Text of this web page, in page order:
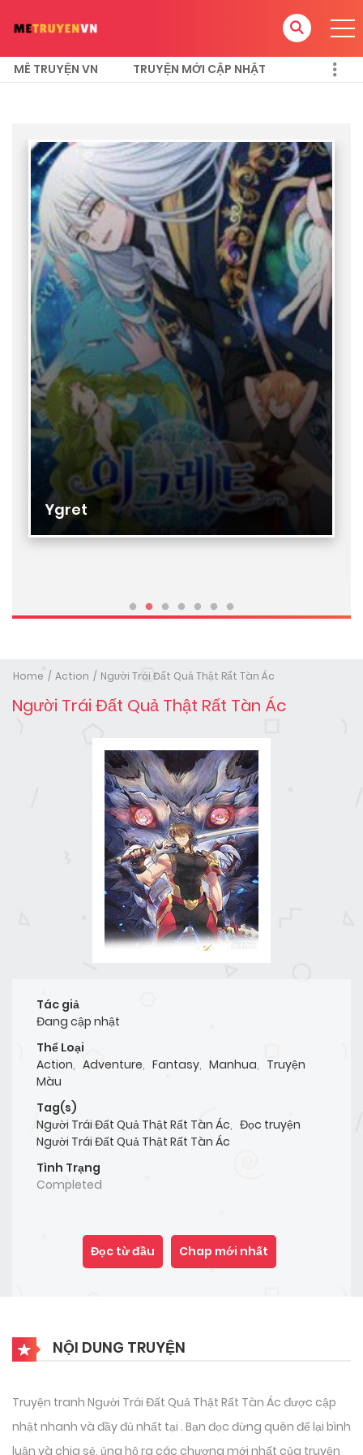
MÊ TRUYỆN VN TRUYỆN MỚI CẬP NHẬT
Ygret
Home Action Người Trái Đất Quả Thật Rất Tàn Ác
Người Trái Đất Quả Thật Rất Tàn Ác
Tác giả
Đang cập nhật
Thể Loại
Action, Adventure, Fantasy, Manhua, Truyện
Màu
Tag(s)
Người Trái Đất Quả Thật Rất Tàn Ác, Đọc truyện
Người Trái Đất Quả Thật Rất Tàn Ác
Tình Trạng
Completed
Đọc từ đầu Chap mới nhất
NỘI DUNG TRUYỆN
Truyện tranh Người Trái Đất Quả Thật Rất Tàn Ác được cập
nhật nhanh và đầy đủ nhất tại . Bạn đọc đừng quên để lại bình
luận và chia sẻ, ủng hộ ra các chương mới nhất của truyện